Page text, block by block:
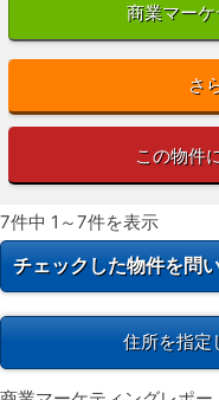
商業マー
さ
この物件
7件中 1～7件を表示
住所を指定